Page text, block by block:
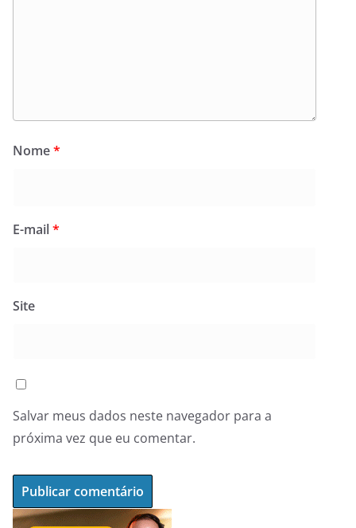
Nome*
E-mail*
Site
Salvar meus dados neste navegador para a
próxima vez que eu comentar.